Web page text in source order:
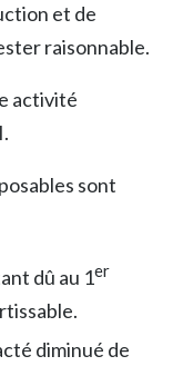
et de
raisonnable.
activité
sont
dû au 1er
diminué de